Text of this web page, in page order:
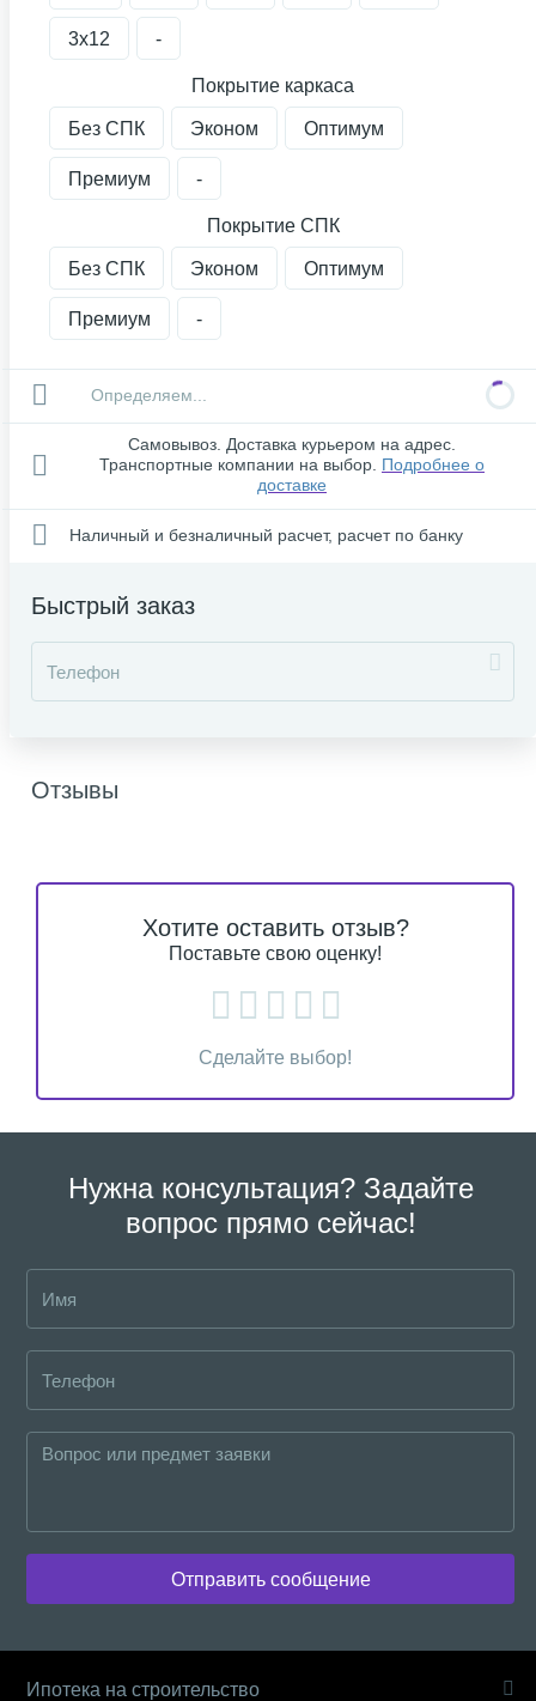
3х12 -
Покрытие каркаса
Без СПК Эконом Оптимум
Премиум -
Покрытие СПК
Без СПК Эконом Оптимум
Премиум -
Определяем...
Самовывоз. Доставка курьером на адрес.
Транспортные компании на выбор. Подробнее о
доставке
Наличный и безналичный расчет, расчет по банку
Быстрый заказ
Отзывы
Хотите оставить отзыв?
Поставьте свою оценку!
Сделайте выбор!
Нужна консультация? Задайте
вопрос прямо сейчас!
Отправить сообщение
Ипотека на строительство